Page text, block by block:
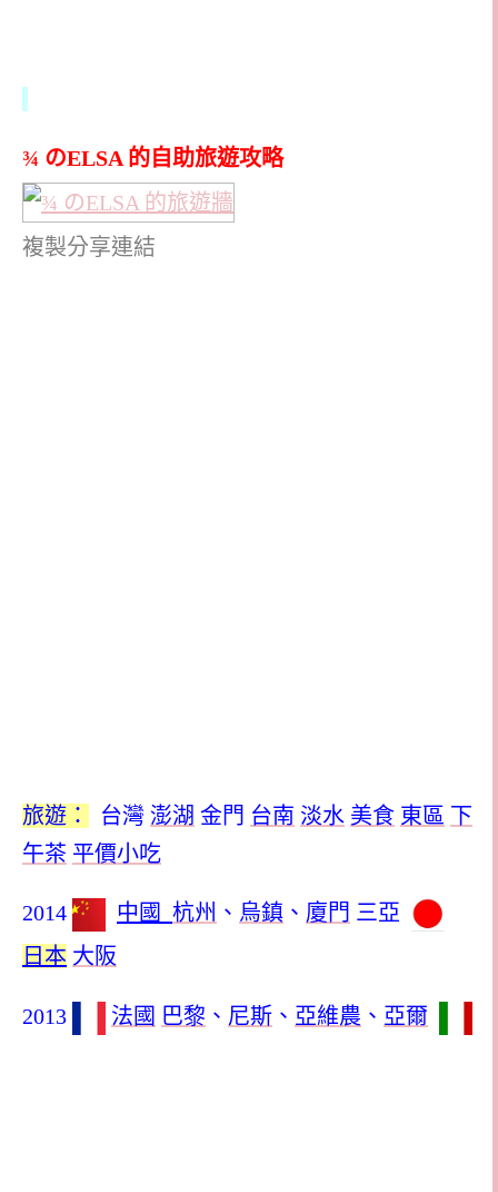
¾ のELSA 的自助旅遊攻略
複製分享連結
旅遊： 台灣 澎湖 金門 台南 淡水 美食 東區 下
午茶 平價小吃
2014 中國 杭州 、 烏鎮 、 廈門 三亞
日本 大阪
2013 法國 巴黎 、 尼斯 、 亞維農 、 亞爾